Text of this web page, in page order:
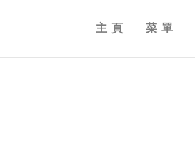
主頁 菜單